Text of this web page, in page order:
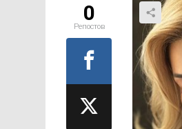
0
Репостов